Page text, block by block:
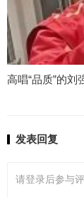
高唱“品质”的刘
发表回复
请登录后参与评